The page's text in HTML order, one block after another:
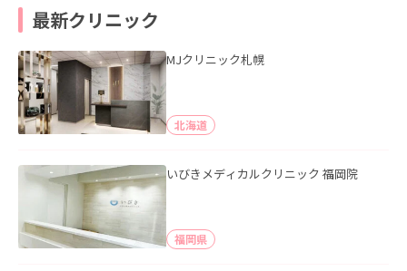
最新クリニック
MJクリニック札幌
北海道
いびきメディカルクリニック 福岡院
福岡県